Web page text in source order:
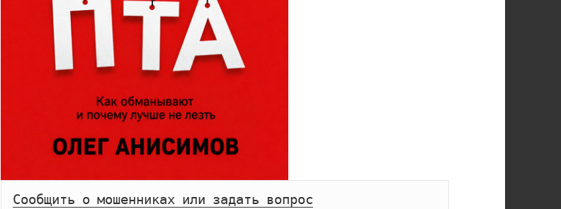
Сообщить о мошенниках или задать вопрос